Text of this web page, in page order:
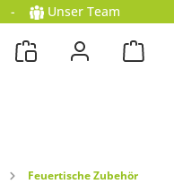
- Unser Team
Feuertische Zubehör